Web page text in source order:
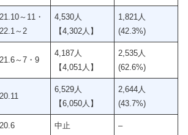
～11・
～2
4,530人
【4,302人】
1,821人
(42.3%)
～7・9
4,187人
【4,051人】
2,535人
(62.6%)
6,529人
【6,050人】
2,644人
(43.7%)
中止 –